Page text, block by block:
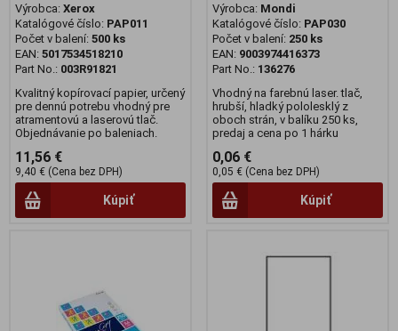
Výrobca: Xerox
Katalógové číslo: PAP011
Počet v balení: 500 ks
EAN: 5017534518210
Part No.: 003R91821
Kvalitný kopírovací papier, určený
pre dennú potrebu vhodný pre
atramentovú a laserovú tlač.
Objednávanie po baleniach.
11,56 €
9,40 € (Cena bez DPH)
Kúpiť
Výrobca: Mondi
Katalógové číslo: PAP030
Počet v balení: 250 ks
EAN: 9003974416373
Part No.: 136276
Vhodný na farebnú laser. tlač,
hrubší, hladký pololesklý z
oboch strán, v balíku 250 ks,
predaj a cena po 1 hárku
0,06 €
0,05 € (Cena bez DPH)
Kúpiť